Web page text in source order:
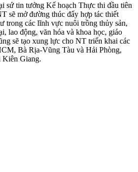
sứ tin tưởng Kế hoạch Thực thi đầu tiên
sẽ mở đường thúc đẩy hợp tác thiết
trong các lĩnh vực nuôi trồng thủy sản,
lao động, văn hóa và khoa học, giáo
sẽ tạo xung lực cho NT triển khai các
Bà Rịa-Vũng Tàu và Hải Phòng,
Kiên Giang.